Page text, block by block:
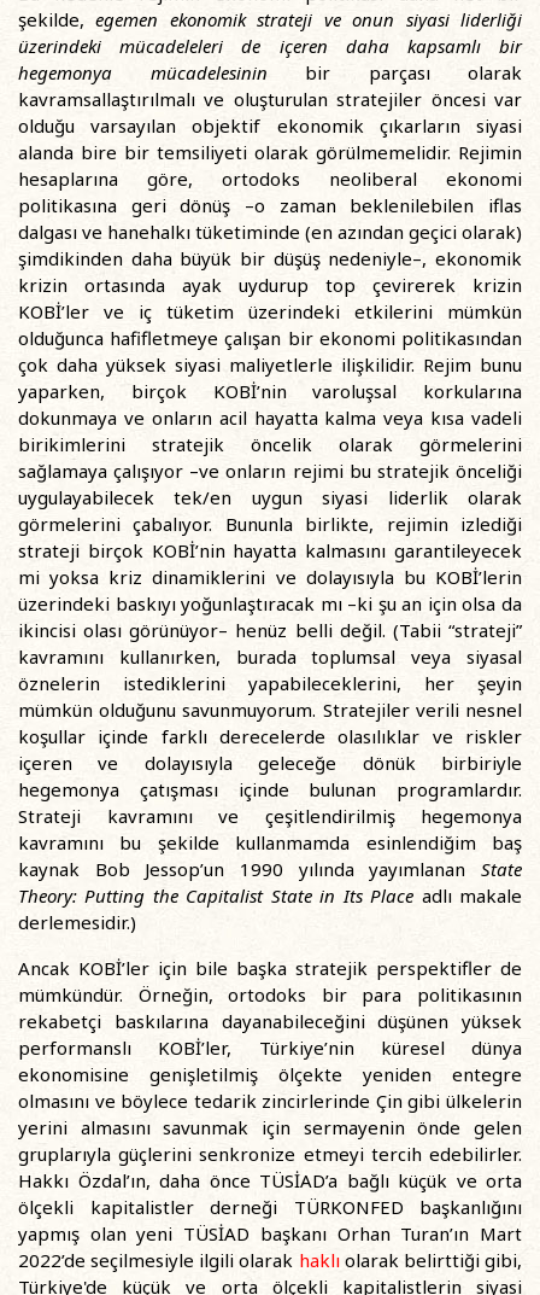
şekilde,egemen ekonomik strateji ve onun siyasi liderliği
üzerindeki mücadeleleri de içeren daha kapsamlı bir
hegemonya mücadelesinin bir parçası olarak
kavramsallaştırılmalı ve oluşturulan stratejiler öncesi var
olduğu varsayılan objektif ekonomik çıkarların siyasi
alanda bire bir temsiliyeti olarak görülmemelidir. Rejimin
hesaplarına göre, ortodoks neoliberal ekonomi
politikasına geri dönüş –o zaman beklenilebilen iflas
dalgası ve hanehalkı tüketiminde (en azından geçici olarak)
şimdikinden daha büyük bir düşüş nedeniyle–, ekonomik
krizin ortasında ayak uydurup top çevirerek krizin
KOBİ’ler ve iç tüketim üzerindeki etkilerini mümkün
olduğunca hafifletmeye çalışan bir ekonomi politikasından
çok daha yüksek siyasi maliyetlerle ilişkilidir. Rejim bunu
yaparken, birçok KOBİ’nin varoluşsal korkularına
dokunmaya ve onların acil hayatta kalma veya kısa vadeli
birikimlerini stratejik öncelik olarak görmelerini
sağlamaya çalışıyor –ve onların rejimi bu stratejik önceliği
uygulayabilecek tek/en uygun siyasi liderlik olarak
görmelerini çabalıyor. Bununla birlikte, rejimin izlediği
strateji birçok KOBİ’nin hayatta kalmasını garantileyecek
mi yoksa kriz dinamiklerini ve dolayısıyla bu KOBİ’lerin
üzerindeki baskıyı yoğunlaştıracak mı –ki şu an için olsa da
ikincisi olası görünüyor– henüz belli değil. (Tabii “strateji”
kavramını kullanırken, burada toplumsal veya siyasal
öznelerin istediklerini yapabileceklerini, her şeyin
mümkün olduğunu savunmuyorum. Stratejiler verili nesnel
koşullar içinde farklı derecelerde olasılıklar ve riskler
içeren ve dolayısıyla geleceğe dönük birbiriyle
hegemonya çatışması içinde bulunan programlardır.
Strateji kavramını ve çeşitlendirilmiş hegemonya
kavramını bu şekilde kullanmamda esinlendiğim baş
kaynak Bob Jessop’un 1990 yılında yayımlanan State
Theory: Putting the Capitalist State in Its Place adlı makale
derlemesidir.)
Ancak KOBİ’ler için bile başka stratejik perspektifler de
mümkündür. Örneğin, ortodoks bir para politikasının
rekabetçi baskılarına dayanabileceğini düşünen yüksek
performanslı KOBİ’ler, Türkiye’nin küresel dünya
ekonomisine genişletilmiş ölçekte yeniden entegre
olmasını ve böylece tedarik zincirlerinde Çin gibi ülkelerin
yerini almasını savunmak için sermayenin önde gelen
gruplarıyla güçlerini senkronize etmeyi tercih edebilirler.
Hakkı Özdal’ın, daha önce TÜSİAD’a bağlı küçük ve orta
ölçekli kapitalistler derneği TÜRKONFED başkanlığını
yapmış olan yeni TÜSİAD başkanı Orhan Turan’ın Mart
2022’de seçilmesiyle ilgili olarak haklıolarak belirttiği gibi,
Türkiye'de küçük ve orta ölçekli kapitalistlerin siyasi